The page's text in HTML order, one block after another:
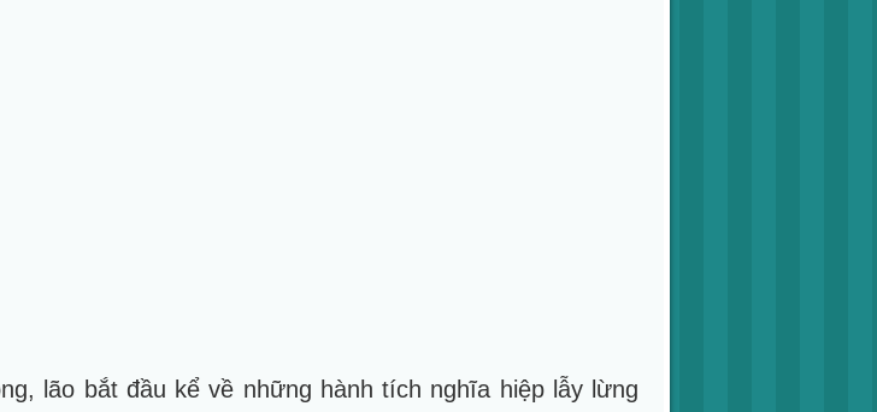
lão bắt đầu kể về những hành tích nghĩa hiệp lẫy lừng